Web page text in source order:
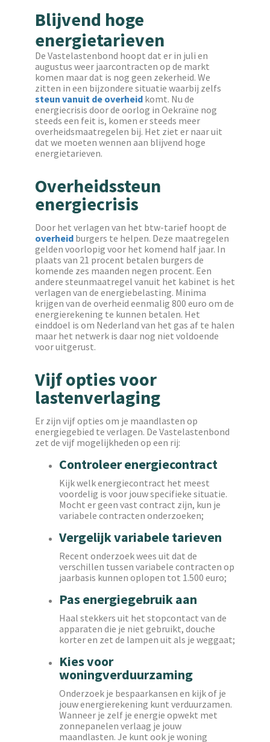
Blijvend hoge
energietarieven
De Vastelastenbond hoopt dat er in juli en
augustus weer jaarcontracten op de markt
komen maar dat is nog geen zekerheid. We
zitten in een bijzondere situatie waarbij zelfs
steun vanuit de overheidkomt. Nu de
energiecrisis door de oorlog in Oekraïne nog
steeds een feit is, komen er steeds meer
overheidsmaatregelen bij. Het ziet er naar uit
dat we moeten wennen aan blijvend hoge
energietarieven.
Overheidssteun
energiecrisis
Door het verlagen van het btw-tarief hoopt de
overheid burgers te helpen. Deze maatregelen
gelden voorlopig voor het komend half jaar. In
plaats van 21 procent betalen burgers de
komende zes maanden negen procent. Een
andere steunmaatregel vanuit het kabinet is het
verlagen van de energiebelasting. Minima
krijgen van de overheid eenmalig 800 euro om de
energierekening te kunnen betalen. Het
einddoel is om Nederland van het gas af te halen
maar het netwerk is daar nog niet voldoende
voor uitgerust.
Vijf opties voor
lastenverlaging
Er zijn vijf opties om je maandlasten op
energiegebied te verlagen. De Vastelastenbond
zet de vijf mogelijkheden op een rij:
Controleer energiecontract
Kijk welk energiecontract het meest
voordelig is voor jouw specifieke situatie.
Mocht er geen vast contract zijn, kun je
variabele contracten onderzoeken;
Vergelijk variabele tarieven
Recent onderzoek wees uit dat de
verschillen tussen variabele contracten op
jaarbasis kunnen oplopen tot 1.500 euro;
Pas energiegebruik aan
Haal stekkers uit het stopcontact van de
apparaten die je niet gebruikt, douche
korter en zet de lampen uit als je weggaat;
Kies voor
woningverduurzaming
Onderzoek je bespaarkansen en kijk of je
jouw energierekening kunt verduurzamen.
Wanneer je zelf je energie opwekt met
zonnepanelen verlaag je jouw
maandlasten. Je kunt ook je woning